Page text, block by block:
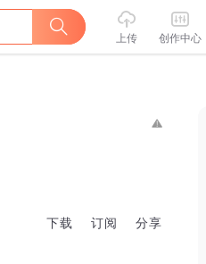
上传 创作中心
下载 订阅 分享